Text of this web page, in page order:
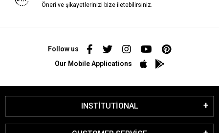
Öneri ve şikayetlerinizi bize iletebilirsiniz.
Follow us
Our Mobile Applications
INSTİTUTİONAL